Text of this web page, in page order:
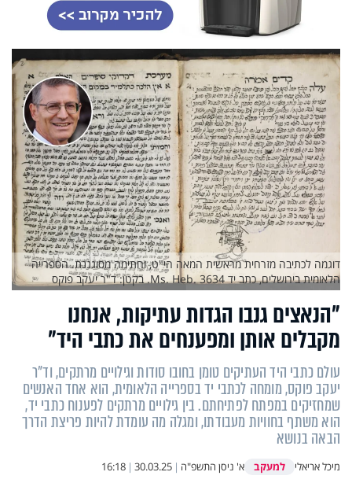
"הנאצים גנבו הגדות עתיקות, אנחנו
מקבלים אותן ומפענחים את כתבי היד"
עולם כתבי היד העתיקים טומן בחובו סודות וגילויים מרתקים, וד"ר
יעקב פוקס, מומחה לכתבי יד בספרייה הלאומית, הוא אחד האנשים
שמחזיקים במפתח לפתיחתם. בין גילויים מרתקים לפענוח כתבי יד,
הוא משתף בחוויות מעבודתו, ומגלה מה עומדת להיות פריצת הדרך
הבאה בנושא
מיכל אריאלי למעקב א' ניסן התשפ"ה |
30.03.25
|
16:18
דוגמה לכתיבה מזרחית מראשית המאה הי"ט, וחתימה מסוגננת. הספרייה
הלאומית בירושלים, כתב יד Ms. Heb. 3634. בקטן: ד"ר יעקב פוקס